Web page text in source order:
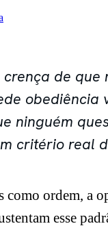
crença de
ninguém
critério real
como ordem, a
esse